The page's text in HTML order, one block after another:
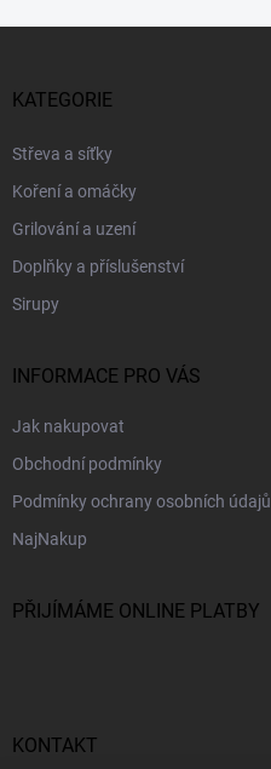
KATEGORIE
Střeva a síťky
Koření a omáčky
Grilování a uzení
Doplňky a příslušenství
Sirupy
INFORMACE PRO VÁS
Jak nakupovat
Obchodní podmínky
Podmínky ochrany osobních údajů
NajNakup
PŘIJÍMÁME ONLINE PLATBY
KONTAKT